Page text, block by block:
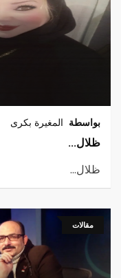
بواسطة المغيرة بكرى
ظلال...
ظلال...
مقالات